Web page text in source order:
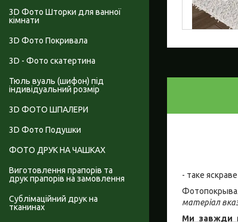
- таке
матеріал
Ми завжди
3D Фото Шторки для ванної
кімнати
3D Фото Покривала
3D - Фото скатертина
Тюль вуаль (шифон) під
індивідуальний розмір
3D ФОТО ШПАЛЕРИ
3D Фото Подушки
ФОТО ДРУК НА ЧАШКАХ
Виготовлення прапорів та
друк прапорів на замовлення
Сублімаційний друк на
тканинах